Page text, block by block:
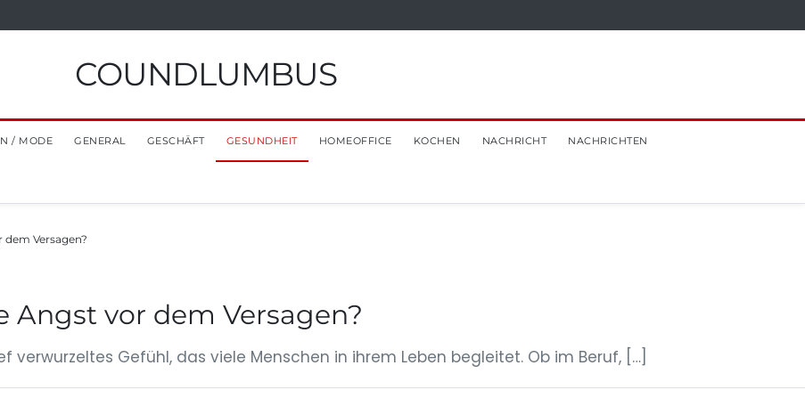
COUNDLUMBUS
/ MODE GENERAL GESCHÄFT GESUNDHEIT HOMEOFFICE KOCHEN NACHRICHT NACHRICHTEN
Versagen?
Angst vor dem Versagen?
verwurzeltes Gefühl, das viele Menschen in ihrem Leben begleitet. Ob im Beruf, […]